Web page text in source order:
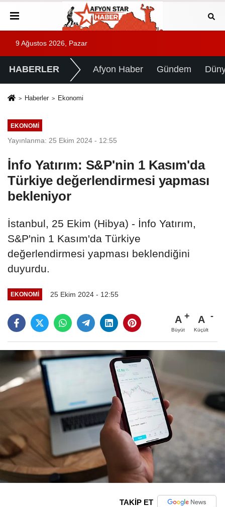
9 Ağustos 2026, Pazar
HABERLER Afyon Haber Gündem
Haberler Ekonomi
EKONOMI
Yayınlanma: 25 Ekim 2024 - 12:55
İnfo Yatırım: S&P'nin 1 Kasım'da
Türkiye değerlendirmesi yapması
bekleniyor
İstanbul, 25 Ekim (Hibya) - İnfo Yatırım,
S&P'nin 1 Kasım'da Türkiye
değerlendirmesi yapması beklendiğini
duyurdu.
EKONOMI 25 Ekim 2024 - 12:55
A
Büyüt
A
Küçült
TAKİP ET